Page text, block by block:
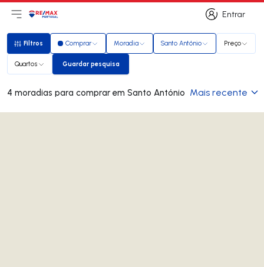
Entrar
Entrar
Abri menu principal
LogoIr para página inicial
Filtros
Filtros Comprar Moradia Santo António Preço
Quartos Guardar pesquisa
Guardar pesquisa
4 moradias para comprar em Santo António Mais recente